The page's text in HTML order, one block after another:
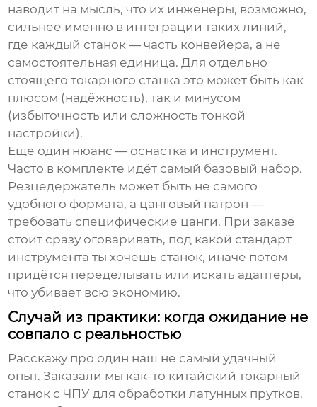
наводит на мысль, что их инженеры, возможно,
сильнее именно в интеграции таких линий,
где каждый станок — часть конвейера, а не
самостоятельная единица. Для отдельно
стоящеготокарного станка это может быть как
плюсом (надёжность), так и минусом
(избыточность или сложность тонкой
настройки).
Ещё один нюанс — оснастка и инструмент.
Часто в комплекте идёт самый базовый набор.
Резцедержатель может быть не самого
удобного формата, а цанговый патрон —
требовать специфические цанги. При заказе
стоит сразу оговаривать, под какой стандарт
инструмента ты хочешь станок, иначе потом
придётся переделывать или искать адаптеры,
что убивает всю экономию.
Случай из практики: когда ожидание не
совпало с реальностью
Расскажу про один наш не самый удачный
опыт. Заказали мы как-то китайский токарный
станок с ЧПУ для обработки латунных прутков.